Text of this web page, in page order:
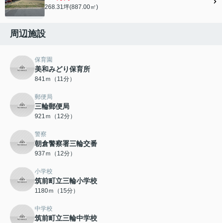
268.31坪(887.00㎡)
周辺施設
保育園
美和みどり保育所
841ｍ（11分）
郵便局
三輪郵便局
921ｍ（12分）
警察
朝倉警察署三輪交番
937ｍ（12分）
小学校
筑前町立三輪小学校
1180ｍ（15分）
中学校
筑前町立三輪中学校